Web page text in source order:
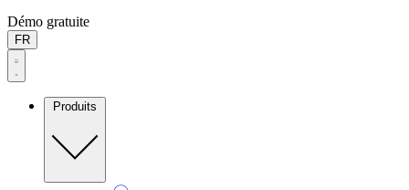
Démo gratuite
FR
Produits